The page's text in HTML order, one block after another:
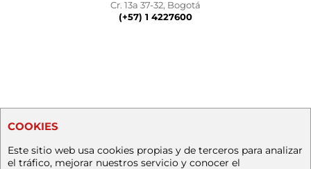
Cr. 13a 37-32, Bogotá
(+57) 1 4227600
COOKIES
Este sitio web usa cookies propias y de terceros para analizar
el tráfico, mejorar nuestros servicio y conocer el